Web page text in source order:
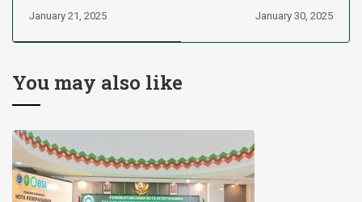
Kerja Sama dengan
January 21, 2025
Martapura Hadiri
January 30, 2025
You may also like